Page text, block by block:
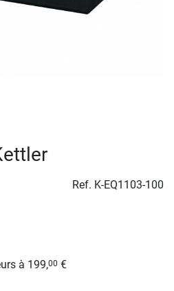
Ref. K-EQ1103-100
à 199,00 €